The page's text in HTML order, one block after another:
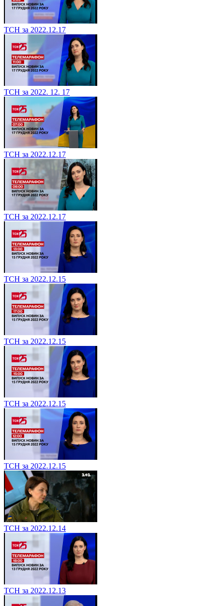
ТСН за 2022.12.17
ТСН за 2022. 12. 17
ТСН за 2022.12.17
ТСН за 2022.12.17
ТСН за 2022.12.15
ТСН за 2022.12.15
ТСН за 2022.12.15
ТСН за 2022.12.15
ТСН за 2022.12.14
ТСН за 2022.12.13